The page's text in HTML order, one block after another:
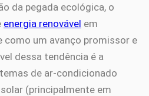
da pegada ecológica, o
energia renovável em
como um avanço promissor e
dessa tendência é a
de ar-condicionado
(principalmente em